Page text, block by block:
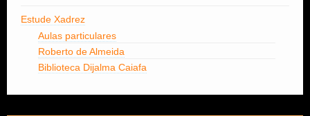
Estude Xadrez
Aulas particulares
Roberto de Almeida
Biblioteca Dijalma Caiafa